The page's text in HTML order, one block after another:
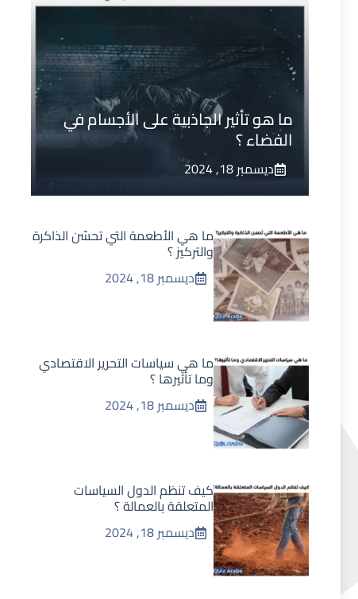
ما هو تأثير الجاذبية على الأجسام في
الفضاء ؟
ديسمبر 18, 2024
ما هي الأطعمة التي تحسّن الذاكرة
والتركيز ؟
ديسمبر 18, 2024
ما هي سياسات التحرير الاقتصادي
وما تأثيرها ؟
ديسمبر 18, 2024
كيف تنظم الدول السياسات
المتعلقة بالعمالة ؟
ديسمبر 18, 2024